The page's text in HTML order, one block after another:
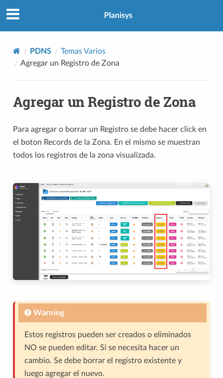
Planisys
PDNS
Temas Varios
Agregar un Registro de Zona
Agregar un Registro de Zona
Para agregar o borrar un Registro se debe hacer click en
el boton Records de la Zona. En el mismo se muestran
todos los registros de la zona visualizada.
Warning
Estos registros pueden ser creados o eliminados
NO se pueden editar. Si se necesita hacer un
cambio. Se debe borrar el registro existente y
luego agregar el nuevo.